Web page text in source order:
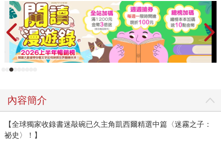
內容簡介
【全球獨家收錄書迷敲碗已久主角凱西爾精選中篇〈迷霧之子：
祕史〉！】